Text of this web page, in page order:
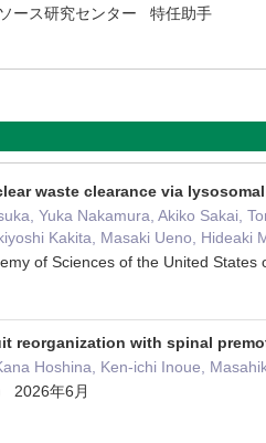
ース研究センター 特任助手
waste clearance via
Yuka Nakamura, Akiko Sakai,
Kakita, Masaki Ueno, Hideaki
of Sciences of the United
reorganization with spinal
Hoshina, Ken-ichi Inoue,
2026年6月